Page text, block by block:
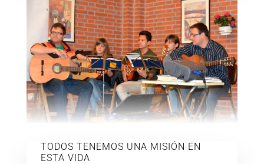
TODOS TENEMOS UNA MISIÓN EN
ESTA VIDA